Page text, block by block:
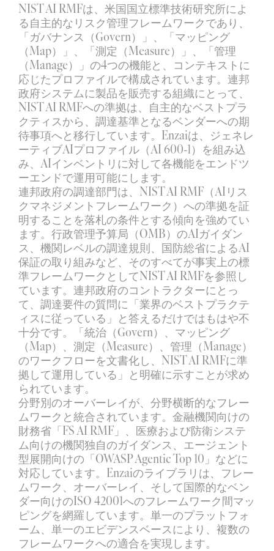
NIST AI RMFは、米国国立標準技術研究所によ
る自主的なリスク管理フレームワークであり、
「ガバナンス（Govern）」、「マッピング
（Map）」、「測定（Measure）」、「管理
（Manage）」の4つの機能と、コンテキストに
応じたプロファイルで構成されています。連邦
政府システムに製品を販売する組織にとって、
NIST AI RMFへの準拠は、自主的なベストプラ
クティスから、調達基準となるベンダーへの期
待事項へと移行しています。Enzaiは、ジェネレ
ーティブAIプロファイル（AI 600-1）を組み込
み、AIインベントリに対して各機能をエンドツ
ーエンドで運用可能にします。
連邦政府の調達部門は、NIST AI RMF（AIリス
クマネジメントフレームワーク）への準拠を証
明することを落札の条件とする傾向を強めてい
ます。行政管理予算局（OMB）のAIガイダン
ス、機関レベルの調達規則、国防総省によるAI
保証の取り組みなど、そのすべてが事実上の標
準フレームワークとしてNIST AI RMFを参照し
ています。連邦政府のコントラクターにとっ
て、調達要件の質問に「業界のベストプラクテ
ィスに従っている」と答えるだけではもはや不
十分です。「統治（Govern）、マッピング
（Map）、測定（Measure）、管理（Manage）
のワークフローを文書化し、NIST AI RMFに準
拠して運用している」と明確に示すことが求め
られています。
分野別のオーバーレイが、分野横断的なフレー
ムワークと統合されています。金融機関向けの
財務省「FS AI RMF」、医療および防衛システ
ム向けの機関独自のガイダンス、エージェント
型展開向けの「OWASP Agentic Top 10」などに
対応しています。Enzaiのライブラリは、フレー
ムワーク、オーバーレイ、そして国際的なベン
ダー向けのISO 42001へのフレームワーク間マッ
ピングを網羅しています。単一のプラットフォ
ーム、単一のエビデンスベースにより、複数の
フレームワークへの適合を実現します。